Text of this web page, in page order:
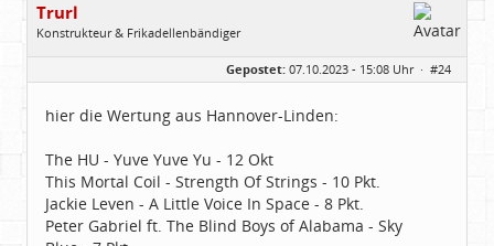
Trurl
Konstrukteur & Frikadellenbändiger
Beiträge:
13854
Gepostet: 07.10.2023 - 15:08 Uhr · #24
hier die Wertung aus Hannover-Linden:
The HU - Yuve Yuve Yu - 12 Okt
This Mortal Coil - Strength Of Strings - 10 Pkt.
Jackie Leven - A Little Voice In Space - 8 Pkt.
Peter Gabriel ft. The Blind Boys of Alabama - Sky